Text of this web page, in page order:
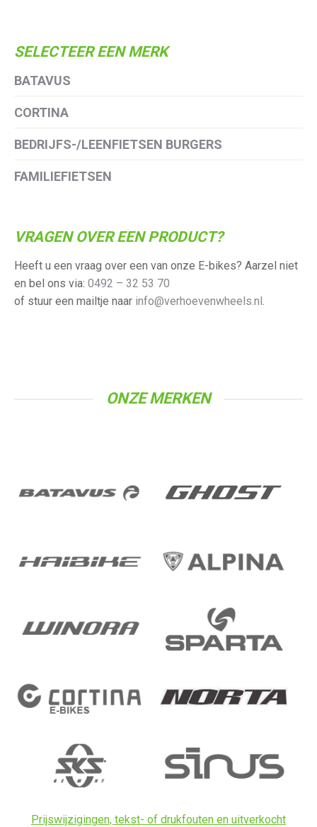
SELECTEER EEN MERK
BATAVUS
CORTINA
BEDRIJFS-/LEENFIETSEN BURGERS
FAMILIEFIETSEN
VRAGEN OVER EEN PRODUCT?
Heeft u een vraag over een van onze E-bikes? Aarzel niet
en bel ons via: 0492 – 32 53 70
of stuur een mailtje naar info@verhoevenwheels.nl
ONZE MERKEN
Prijswijzigingen, tekst- of drukfouten en uitverkocht